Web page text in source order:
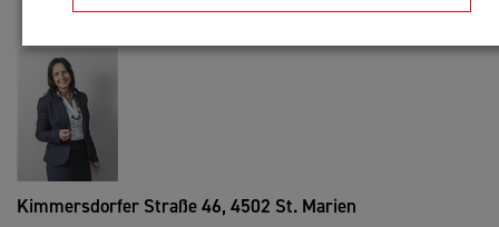
Kimmersdorfer Straße 46, 4502 St. Marien